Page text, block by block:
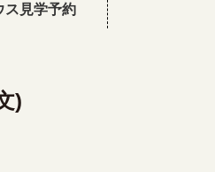
ス見学予約
)